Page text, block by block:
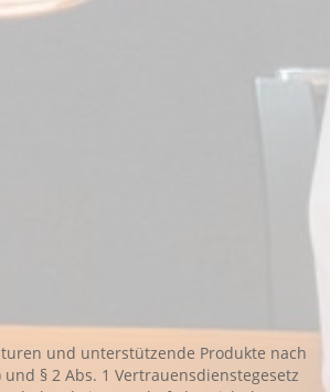
und unterstützende Produkte nach
§ 2 Abs. 1 Vertrauensdienstegesetz